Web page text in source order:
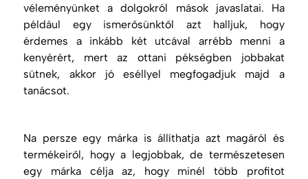
véleményünket a dolgokról mások javaslatai. Ha
például egy ismerősünktől azt halljuk, hogy
érdemes a inkább két utcával arrébb menni a
kenyérért, mert az ottani pékségben jobbakat
sütnek, akkor jó eséllyel megfogadjuk majd a
tanácsot.
Na persze egy márka is állíthatja azt magáról és
termékeiről, hogy a legjobbak, de természetesen
egy márka célja az, hogy minél több profitot